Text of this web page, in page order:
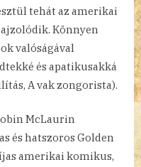
tehát az amerikai
Könnyen
valóságával
és apatikusakká
A vak zongorista).
McLaurin
és hatszoros Golden
amerikai komikus,